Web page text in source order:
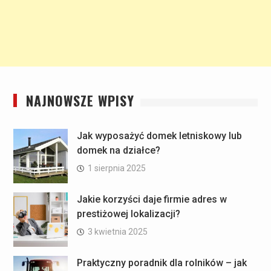
NAJNOWSZE WPISY
Jak wyposażyć domek letniskowy lub
domek na działce?
1 sierpnia 2025
Jakie korzyści daje firmie adres w
prestiżowej lokalizacji?
3 kwietnia 2025
Praktyczny poradnik dla rolników – jak